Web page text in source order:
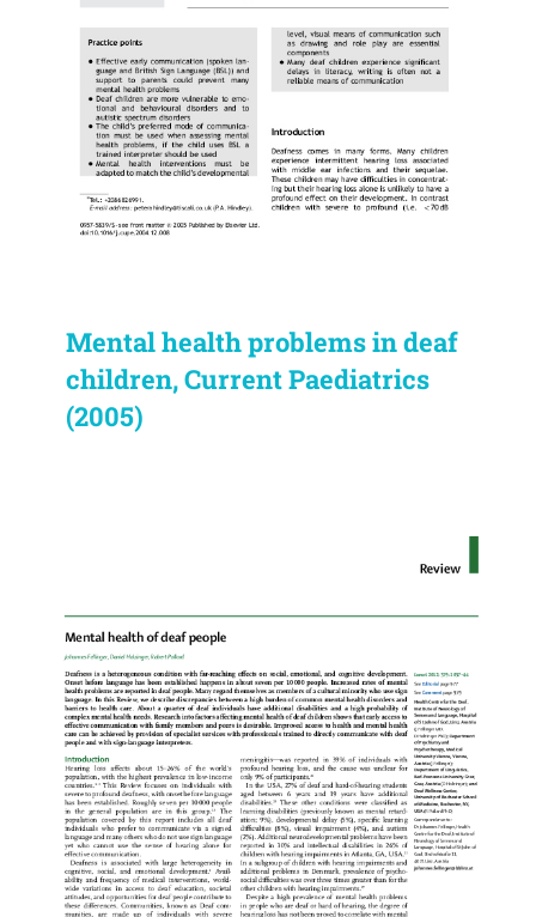
Mental health problems in deaf
children, Current Paediatrics
(2005)